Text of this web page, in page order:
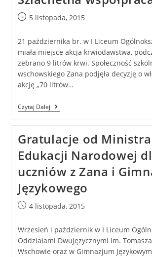
5 listopada, 2015
21 października br. w I Liceum
miała miejsce akcja krwiodawstwa,
zebrano 9 litrów krwi. Społeczność
wschowskiego Zana podjęła decyzję o
akcję „70 litrów…
Czytaj Dalej
Gratulacje od Ministra
Edukacji Narodowej
uczniów z Zana i
Językowego
4 listopada, 2015
Wrzesień i październik w I Liceum
Oddziałami Dwujęzycznymi im.
Wschowie oraz w Gimnazjum Językowym